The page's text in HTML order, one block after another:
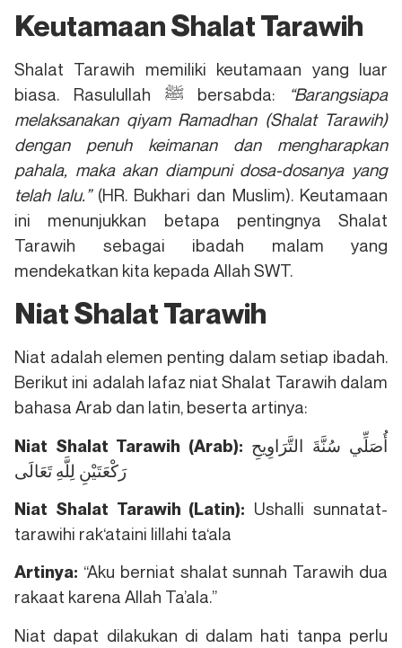
Keutamaan Shalat Tarawih
Shalat Tarawih memiliki keutamaan yang luar
biasa. Rasulullah ﷺ bersabda:
“Barangsiapa
melaksanakan qiyam Ramadhan (Shalat Tarawih)
dengan penuh keimanan dan mengharapkan
pahala, maka akan diampuni dosa-dosanya yang
telah lalu.”(HR. Bukhari dan Muslim). Keutamaan
ini menunjukkan betapa pentingnya Shalat
Tarawih sebagai ibadah malam yang
mendekatkan kita kepada Allah SWT.
Niat Shalat Tarawih
Niat adalah elemen penting dalam setiap ibadah.
Berikut ini adalah lafaz niat Shalat Tarawih dalam
bahasa Arab dan latin, beserta artinya:
Niat Shalat Tarawih (Arab):
رَكْعَتَيْنِ لِلَّهِ تَعَالَى
Niat Shalat Tarawih (Latin): Ushalli sunnatat-
tarawihi rak‘ataini lillahi ta‘ala
Artinya: “Aku berniat shalat sunnah Tarawih dua
rakaat karena Allah Ta’ala.”
Niat dapat dilakukan di dalam hati tanpa perlu